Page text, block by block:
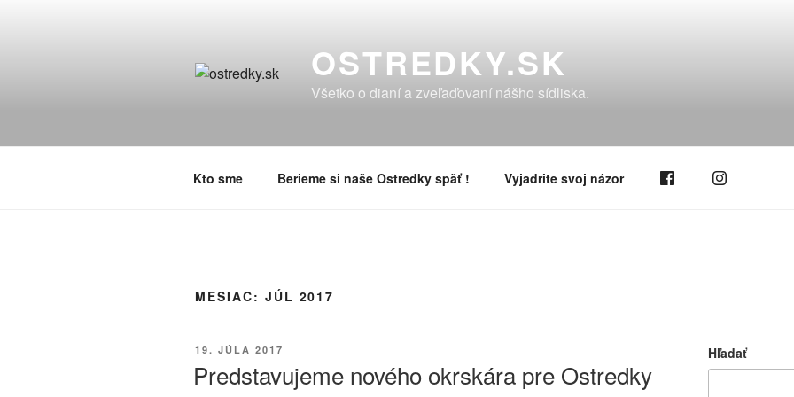
OSTREDKY.SK
Všetko o dianí a zveľaďovaní nášho sídliska.
Kto sme Berieme si naše Ostredky späť ! Vyjadrite svoj názor
MESIAC: JÚL 2017
PUBLIKOVANÉ
19. JÚLA 2017
Predstavujeme nového okrskára pre Ostredky
Hľadať